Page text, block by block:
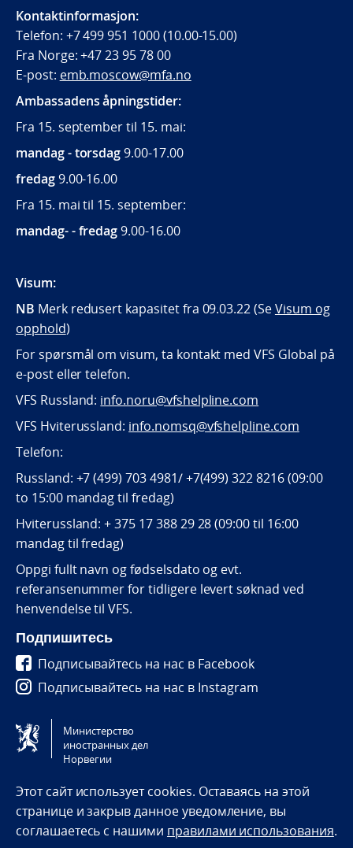
Kontaktinformasjon:
Telefon: +7 499 951 1000 (10.00-15.00)
Fra Norge: +47 23 95 78 00
E-post: emb.moscow@mfa.no
Ambassadens åpningstider:
Fra 15. september til 15. mai:
mandag - torsdag9.00-17.00
fredag9.00-16.00
Fra 15. mai til 15. september:
mandag- - fredag9.00-16.00
Visum:
NB Merk redusert kapasitet fra 09.03.22 (SeVisum og
opphold)
For spørsmål om visum, ta kontakt med VFS Global på
e-post eller telefon.
VFS Russland: info.noru@vfshelpline.com
VFS Hviterussland: info.nomsq@vfshelpline.com
Telefon:
Russland: +7 (499) 703 4981/ +7(499) 322 8216 (09:00
to 15:00 mandag til fredag)
Hviterussland: + 375 17 388 29 28 (09:00 til 16:00
mandag til fredag)
Oppgi fullt navn og fødselsdato og evt.
referansenummer for tidligere levert søknad ved
henvendelse til VFS.
Подпишитесь
Подписывайтесь на нас в Facebook
Подписывайтесь на нас в Instagram
Tilgjengelighetserklæring / Accessibility statement
Министерство
иностранных дел
Норвегии
Этот сайт использует cookies. Оставаясь на этой
странице и закрыв данное уведомление, вы
соглашаетесь с нашими правилами использования.